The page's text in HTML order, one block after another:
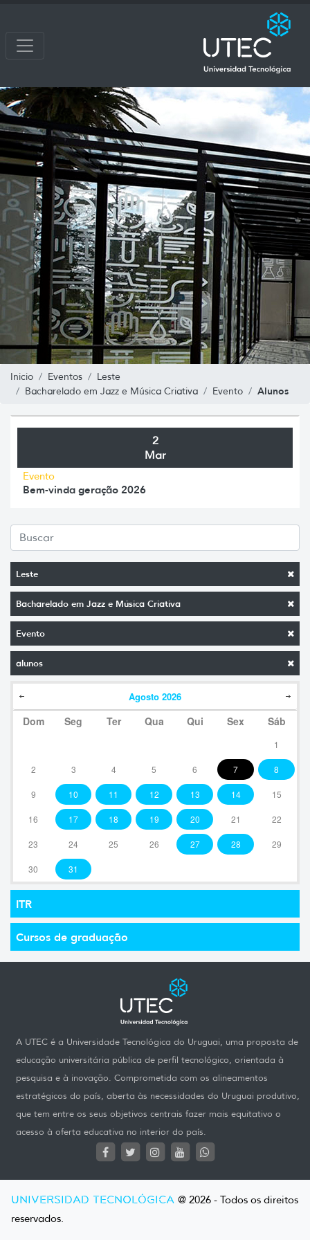
Inicio Eventos
Leste
Bacharelado em Jazz e Música Criativa
Evento Alunos
Leste
Bacharelado em Jazz e Música Criativa
Evento
alunos
Agosto 2026
Dom Seg Ter Qua Qui Sex Sáb
1
2 3 4 5 6 7 8
9 10 11 12 13 14 15
16 17 18 19 20 21 22
23 24 25 26 27 28 29
30 31
ITR
Cursos de graduação
2
Mar
Evento
Bem-vinda geração 2026
A UTEC é a Universidade Tecnológica do Uruguai, uma proposta de
educação universitária pública de perfil tecnológico, orientada à
pesquisa e à inovação. Comprometida com os alineamentos
estratégicos do país, aberta às necessidades do Uruguai produtivo,
que tem entre os seus objetivos centrais fazer mais equitativo o
acesso à oferta educativa no interior do país.
UNIVERSIDAD TECNOLÓGICA @ 2026 - Todos os direitos
reservados.